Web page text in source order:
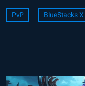
PvP BlueStacks X